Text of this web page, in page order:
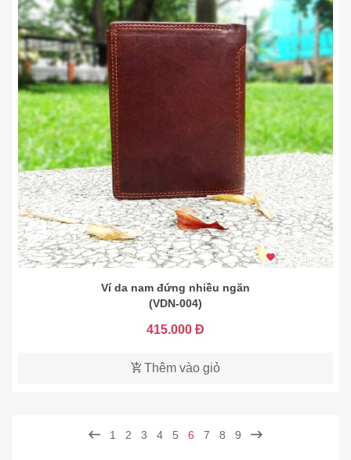
2.501 thích
Ví da nam đứng nhiều ngăn
(VDN-004)
415.000 Đ
Thêm vào giỏ
1 2 3 4 5 6 7 8 9